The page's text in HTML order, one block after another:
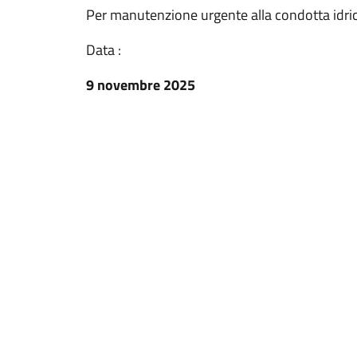
Per manutenzione urgente alla condotta
Data :
9 novembre 2025